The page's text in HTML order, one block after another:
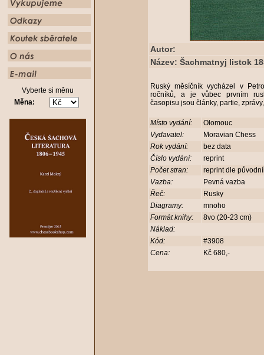
Vyberte si měnu
Měna:
Autor:
Název: Šachmatnyj listok
Ruský měsíčník vycházel v
ročníků, a je vůbec prvním
časopisu jsou články, partie,
Místo vydání:
Olomouc
Vydavatel:
Moravian Chess
Rok vydání:
bez data
Číslo vydání:
reprint
Počet stran:
reprint dle
Vazba:
Pevná vazba
Řeč:
Rusky
Diagramy:
mnoho
Formát knihy:
8vo (20-23 cm)
Náklad:
Kód:
#3908
Cena:
Kč 680,-